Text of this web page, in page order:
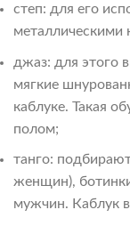
степ: для его
металлическими
джаз: для этого
мягкие
каблуке. Такая
полом;
танго:
женщин),
мужчин. Каблук